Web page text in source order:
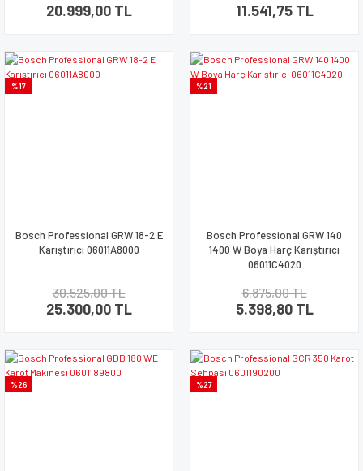
20.999,00 TL 11.541,75 TL
%17
Bosch Professional GRW 18-2 E
Karıştırıcı 06011A8000
30.525,00 TL
25.300,00 TL
%21
Bosch Professional GRW 140
1400 W Boya Harç Karıştırıcı
06011C4020
6.875,00 TL
5.398,80 TL
%26 %27